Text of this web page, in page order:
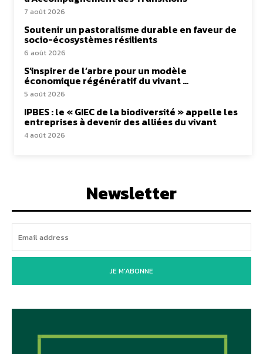
7 août 2026
Soutenir un pastoralisme durable en faveur de
socio-écosystèmes résilients
6 août 2026
S’inspirer de l’arbre pour un modèle
économique régénératif du vivant …
5 août 2026
IPBES : le « GIEC de la biodiversité » appelle les
entreprises à devenir des alliées du vivant
4 août 2026
Newsletter
JE M'ABONNE